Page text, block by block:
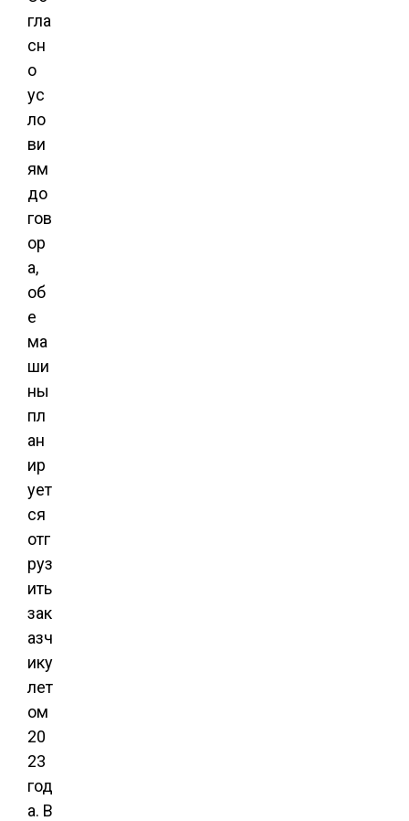
гла
сн
о
ус
ло
ви
ям
до
гов
ор
а,
об
е
ма
ши
ны
пл
ан
ир
ует
ся
отг
руз
ить
зак
азч
ику
лет
ом
20
23
год
а. В